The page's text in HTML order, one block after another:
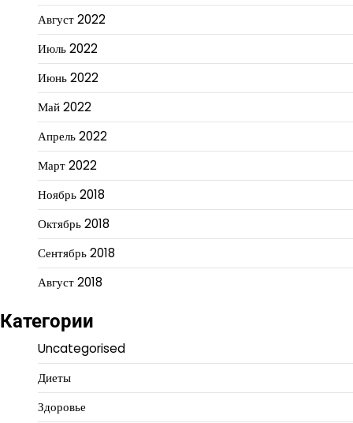
Август 2022
Июль 2022
Июнь 2022
Май 2022
Апрель 2022
Март 2022
Ноябрь 2018
Октябрь 2018
Сентябрь 2018
Август 2018
Категории
Uncategorised
Диеты
Здоровье